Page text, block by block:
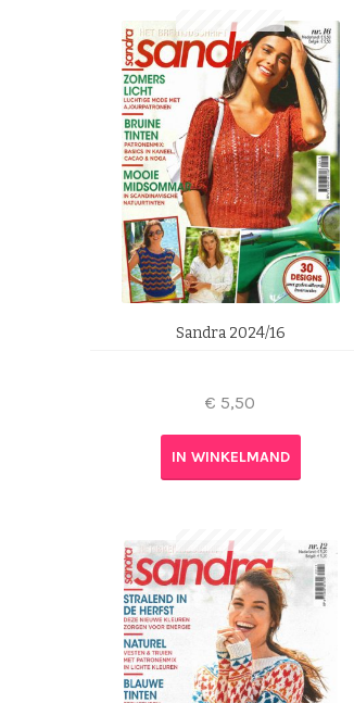
Sandra 2024/16
€ 5,50
IN WINKELMAND